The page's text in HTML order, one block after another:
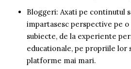
Bloggeri: Axati pe continutul
impartasesc perspective pe o
subiecte, de la experiente
educationale, pe propriile lor
platforme mai mari.